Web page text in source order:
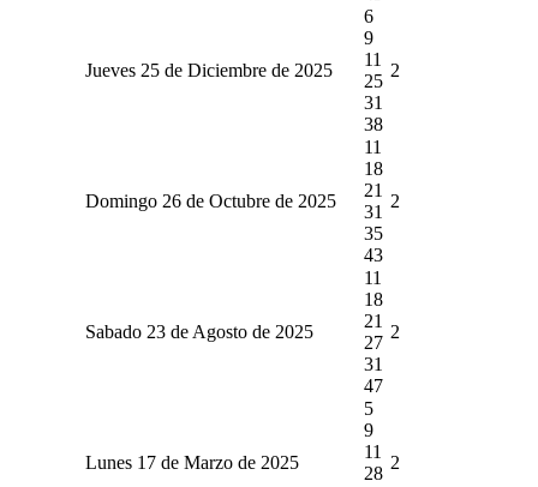
Jueves 25 de Diciembre de 2025
6
9
11
25
31
38
2
Domingo 26 de Octubre de 2025
11
18
21
31
35
43
2
Sabado 23 de Agosto de 2025
11
18
21
27
31
47
2
Lunes 17 de Marzo de 2025
5
9
11
28
2